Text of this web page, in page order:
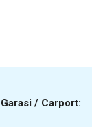
Garasi / Carport: